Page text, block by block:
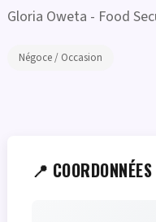
Gloria Oweta - Food
Négoce / Occasion
📍 COORDONNÉES